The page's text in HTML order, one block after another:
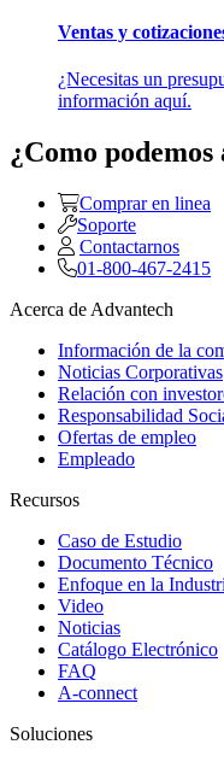
Ventas y
¿Necesitas un
información aquí.
¿Como
Comprar en linea
Soporte
Contactarnos
01-800-467-2415
Acerca de Advantech
Información de la
Noticias Corporativas
Relación con
Responsabilidad
Ofertas de empleo
Empleado
Recursos
Caso de Estudio
Documento Técnico
Enfoque en la
Video
Noticias
Catálogo Electrónico
FAQ
A-connect
Soluciones